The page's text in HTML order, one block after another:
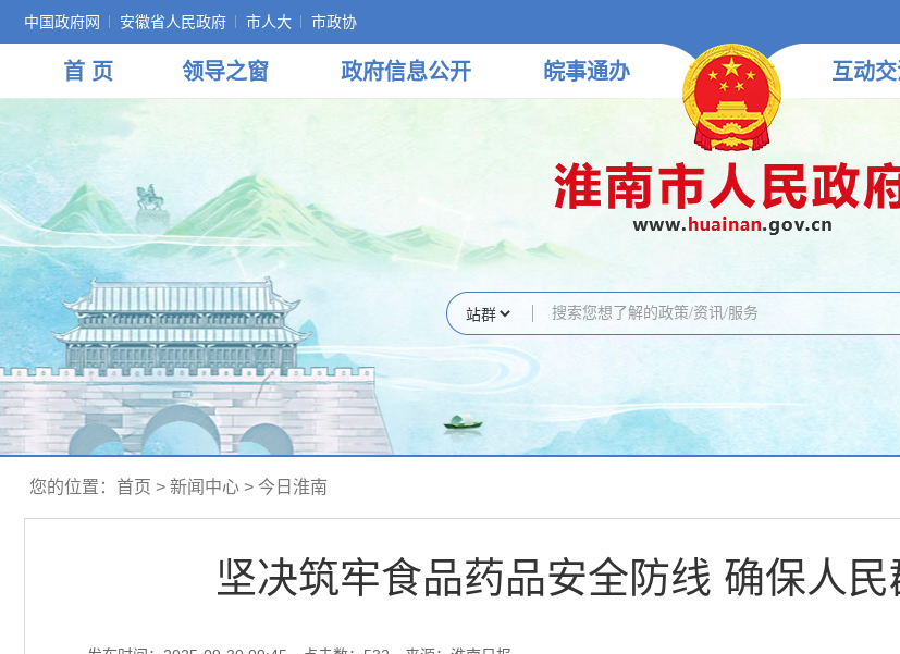
中国政府网 安徽省人民政府 市人大 市政协
首 页 领导之窗 政府信息公开 皖事通办 互动
您的位置： 首页 > 新闻中心 > 今日淮南
坚决筑牢食品药品安全防线 确保人民